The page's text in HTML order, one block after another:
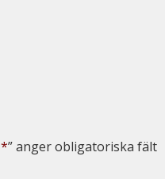
*” anger obligatoriska fält